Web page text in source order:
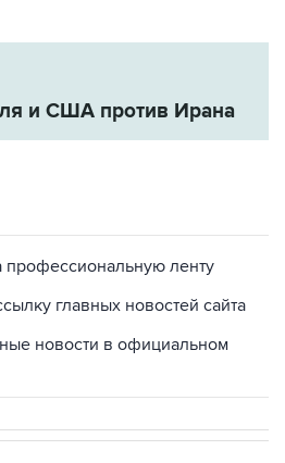
и США против Ирана
главных новостей сайта
новости в официальном